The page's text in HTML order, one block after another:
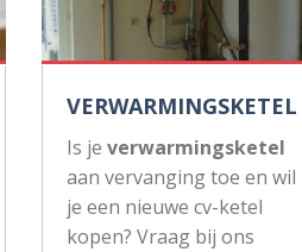
VERWARMINGSKETEL
Is je verwarmingsketel
aan vervanging toe en wil
je een nieuwe cv-ketel
kopen? Vraag bij ons